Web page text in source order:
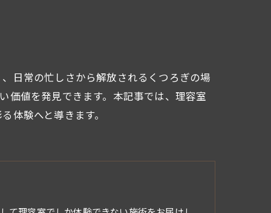
日常の忙しさから解放されるくつろぎの場
価値を発見できます。本記事では、理容室
体験へと導きます。